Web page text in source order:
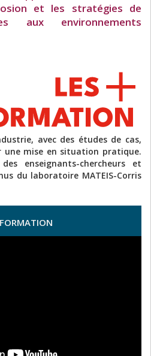
et les stratégies de
aux environnements
avec des études de cas,
une mise en situation pratique.
enseignants-chercheurs et
du laboratoire MATEIS-Corris